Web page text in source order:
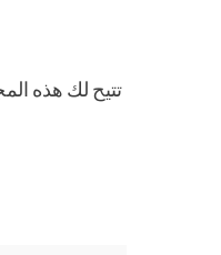
تتيح لك هذه